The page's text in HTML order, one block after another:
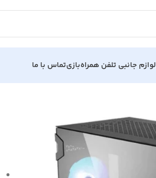
لوازم جانبی تلفن همراهبازیتماس با ما